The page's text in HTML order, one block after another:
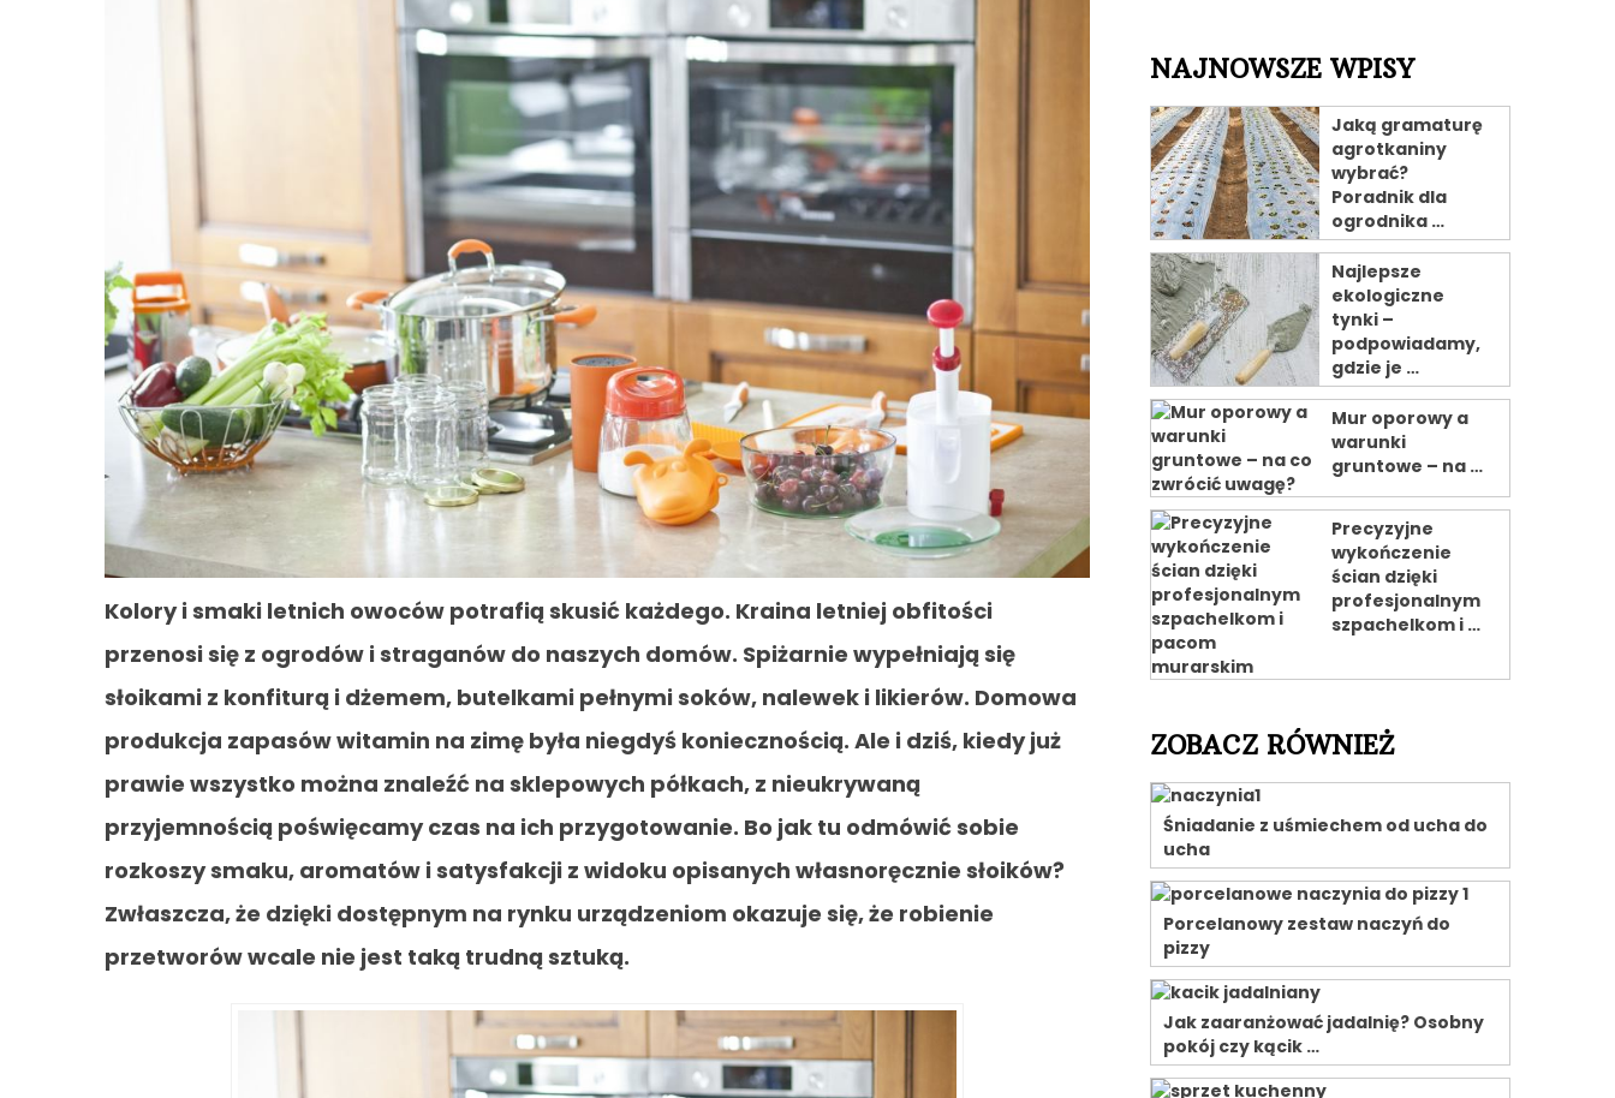
Kolory i smaki letnich owoców potrafią skusić każdego. Kraina letniej obfitości
przenosi się z ogrodów i straganów do naszych domów. Spiżarnie wypełniają się
słoikami z konfiturą i dżemem, butelkami pełnymi soków, nalewek i likierów. Domowa
produkcja zapasów witamin na zimę była niegdyś koniecznością. Ale i dziś, kiedy już
prawie wszystko można znaleźć na sklepowych półkach, z nieukrywaną
przyjemnością poświęcamy czas na ich przygotowanie. Bo jak tu odmówić sobie
rozkoszy smaku, aromatów i satysfakcji z widoku opisanych własnoręcznie słoików?
Zwłaszcza, że dzięki dostępnym na rynku urządzeniom okazuje się, że robienie
przetworów wcale nie jest taką trudną sztuką.
NAJNOWSZE WPISY
Jaką gramaturę
agrotkaniny
wybrać?
Poradnik dla
ogrodnika …
Najlepsze
ekologiczne
tynki –
podpowiadamy,
gdzie je …
Mur oporowy a
warunki
gruntowe – na …
Precyzyjne
wykończenie
ścian dzięki
profesjonalnym
szpachelkom i …
ZOBACZ RÓWNIEŻ
Śniadanie z uśmiechem od ucha do
ucha
Porcelanowy zestaw naczyń do
pizzy
Jak zaaranżować jadalnię? Osobny
pokój czy kącik …